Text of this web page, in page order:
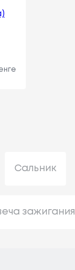
Сальник
зажигания